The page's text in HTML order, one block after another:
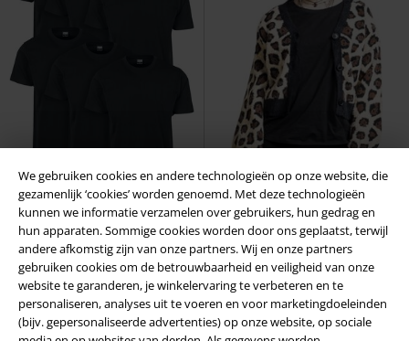
We gebruiken cookies en andere technologieën op onze website, die
gezamenlijk ‘cookies’ worden genoemd. Met deze technologieën
kunnen we informatie verzamelen over gebruikers, hun gedrag en
hun apparaten. Sommige cookies worden door ons geplaatst, terwijl
andere afkomstig zijn van onze partners. Wij en onze partners
gebruiken cookies om de betrouwbaarheid en veiligheid van onze
website te garanderen, je winkelervaring te verbeteren en te
personaliseren, analyses uit te voeren en voor marketingdoeleinden
(bijv. gepersonaliseerde advertenties) op onze website, op sociale
6-delige set Grote maten
vanaf€ 53,99
Basic Tee 6-Pack
Urban Classics
T-shirt
-36%
Exclusief
Adviesprijs € 59,99
€ 37,99
Modern Leopard Print
Rock
Rebel by EMP
Cardigan